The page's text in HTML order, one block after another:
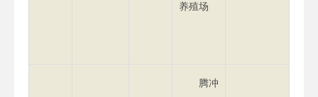
养殖场
腾冲